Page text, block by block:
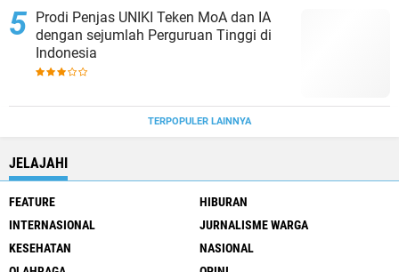
Prodi Penjas UNIKI Teken MoA dan IA
dengan sejumlah Perguruan Tinggi di
Indonesia
TERPOPULER LAINNYA
JELAJAHI
FEATURE
HIBURAN
INTERNASIONAL
JURNALISME WARGA
KESEHATAN
NASIONAL